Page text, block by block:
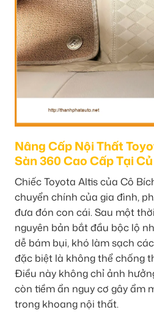
Nâng Cấp Nội Thất
Sàn 360 Cao Cấp Tại
Chiếc Toyota Altis của Cô
chuyển chính của gia đình,
đưa đón con cái. Sau một
nguyên bản bắt đầu bộc lộ
dễ bám bụi, khó làm sạch
đặc biệt là không thể chống
Điều này không chỉ ảnh
còn tiềm ẩn nguy cơ gây ẩm
trong khoang nội thất.